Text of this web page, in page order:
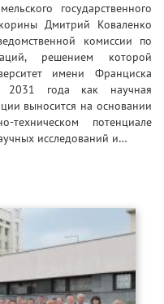
государственного
Дмитрий Коваленко
комиссии по
решением которой
имени Франциска
2031 года как научная
выносится на основании
потенциале
исследований и…